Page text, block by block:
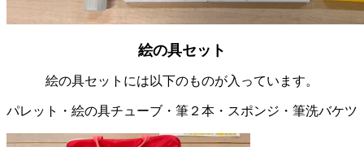
絵の具セット
絵の具セットには以下のものが入っています。
パレット・絵の具チューブ・筆２本・スポンジ・筆洗バケツ